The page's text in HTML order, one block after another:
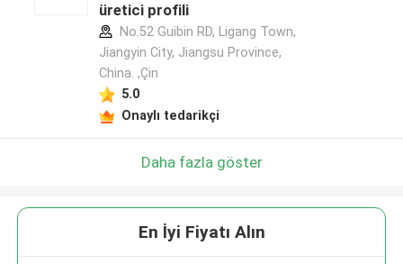
üretici profili
No.52 Guibin RD, Ligang Town,
Jiangyin City, Jiangsu Province,
China. ,Çin
5.0
Onaylı tedarikçi
Daha fazla göster
En İyi Fiyatı Alın